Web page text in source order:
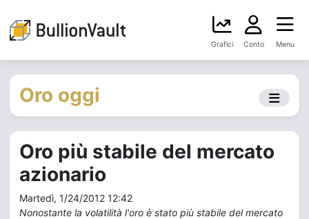
Grafici Conto Menu
Oro oggi
Oro più stabile del mercato
azionario
Martedì, 1/24/2012 12:42
Nonostante la volatilità l'oro è stato più stabile del mercato